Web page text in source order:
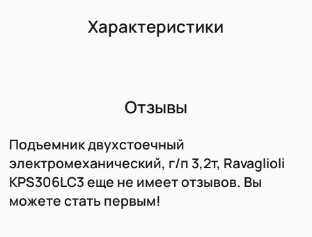
Характеристики
Отзывы
Подъемник двухстоечный
электромеханический, г/п 3,2т, Ravaglioli
KPS306LC3 еще не имеет отзывов. Вы
можете стать первым!